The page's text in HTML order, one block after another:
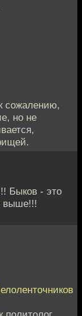
сожалению,
но не
Быков - это
выше!!!